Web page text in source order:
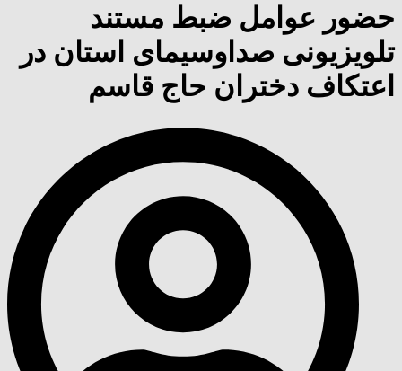
حضور عوامل ضبط مستند
تلویزیونی صداوسیمای استان در
اعتکاف دختران حاج قاسم